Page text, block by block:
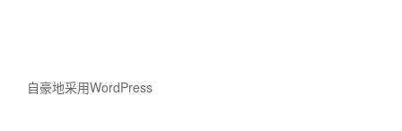
自豪地采用WordPress